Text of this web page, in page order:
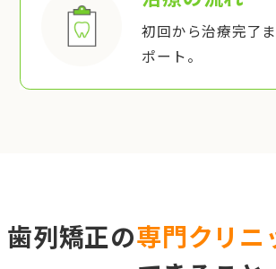
初回から治療完了
ポート。
歯列矯正の専門クリニ